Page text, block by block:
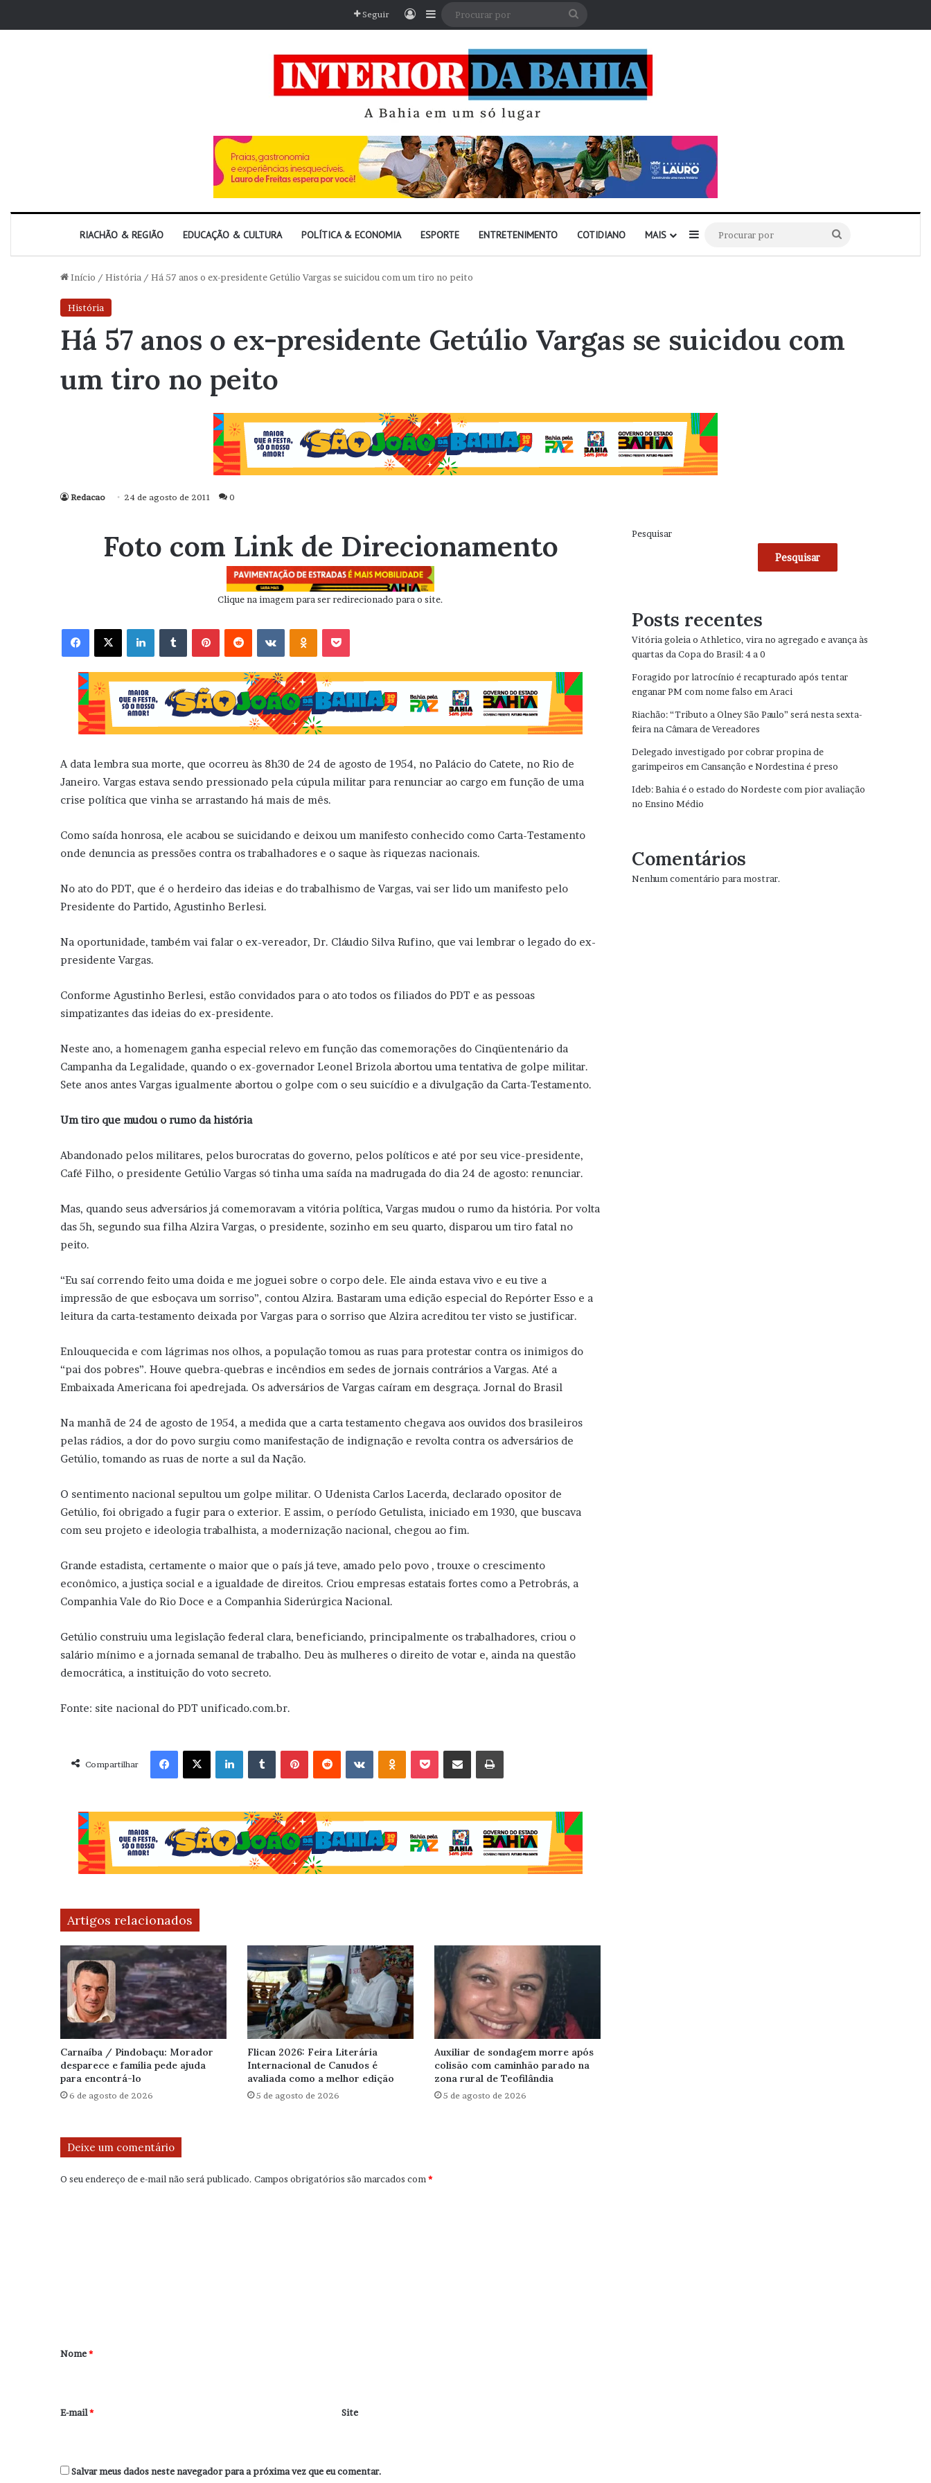
Seguir EntrarBarra Lateral
RIACHÃO & REGIÃO EDUCAÇÃO & CULTURA POLÍTICA & ECONOMIA ESPORTE ENTRETENIMENTO COTIDIANO MAIS Barra Lateral
por
Início / História / Há 57 anos o ex-presidente Getúlio Vargas se suicidou com um tiro no peito
História
Há 57 anos o ex-presidente Getúlio Vargas se suicidou com
um tiro no peito
Redacao 24 de agosto de 2011 0
Foto com Link de Direcionamento
Clique na imagem para ser redirecionado para o site.
Facebook X Linkedin VK OK
A data lembra sua morte, que ocorreu às 8h30 de 24 de agosto de 1954, no Palácio do Catete, no Rio de
Janeiro. Vargas estava sendo pressionado pela cúpula militar para renunciar ao cargo em função de uma
crise política que vinha se arrastando há mais de mês.
Como saída honrosa, ele acabou se suicidando e deixou um manifesto conhecido como Carta-Testamento
onde denuncia as pressões contra os trabalhadores e o saque às riquezas nacionais.
No ato do PDT, que é o herdeiro das ideias e do trabalhismo de Vargas, vai ser lido um manifesto pelo
Presidente do Partido, Agustinho Berlesi.
Na oportunidade, também vai falar o ex-vereador, Dr. Cláudio Silva Rufino, que vai lembrar o legado do ex-
presidente Vargas.
Conforme Agustinho Berlesi, estão convidados para o ato todos os filiados do PDT e as pessoas
simpatizantes das ideias do ex-presidente.
Neste ano, a homenagem ganha especial relevo em função das comemorações do Cinqüentenário da
Campanha da Legalidade, quando o ex-governador Leonel Brizola abortou uma tentativa de golpe militar.
Sete anos antes Vargas igualmente abortou o golpe com o seu suicídio e a divulgação da Carta-Testamento.
Um tiro que mudou o rumo da história
Abandonado pelos militares, pelos burocratas do governo, pelos políticos e até por seu vice-presidente,
Café Filho, o presidente Getúlio Vargas só tinha uma saída na madrugada do dia 24 de agosto: renunciar.
Mas, quando seus adversários já comemoravam a vitória política, Vargas mudou o rumo da história. Por volta
das 5h, segundo sua filha Alzira Vargas, o presidente, sozinho em seu quarto, disparou um tiro fatal no
peito.
“Eu saí correndo feito uma doida e me joguei sobre o corpo dele. Ele ainda estava vivo e eu tive a
impressão de que esboçava um sorriso”, contou Alzira. Bastaram uma edição especial do Repórter Esso e a
leitura da carta-testamento deixada por Vargas para o sorriso que Alzira acreditou ter visto se justificar.
Enlouquecida e com lágrimas nos olhos, a população tomou as ruas para protestar contra os inimigos do
“pai dos pobres”. Houve quebra-quebras e incêndios em sedes de jornais contrários a Vargas. Até a
Embaixada Americana foi apedrejada. Os adversários de Vargas caíram em desgraça. Jornal do Brasil
Na manhã de 24 de agosto de 1954, a medida que a carta testamento chegava aos ouvidos dos brasileiros
pelas rádios, a dor do povo surgiu como manifestação de indignação e revolta contra os adversários de
Getúlio, tomando as ruas de norte a sul da Nação.
O sentimento nacional sepultou um golpe militar. O Udenista Carlos Lacerda, declarado opositor de
Getúlio, foi obrigado a fugir para o exterior. E assim, o período Getulista, iniciado em 1930, que buscava
com seu projeto e ideologia trabalhista, a modernização nacional, chegou ao fim.
Grande estadista, certamente o maior que o país já teve, amado pelo povo , trouxe o crescimento
econômico, a justiça social e a igualdade de direitos. Criou empresas estatais fortes como a Petrobrás, a
Companhia Vale do Rio Doce e a Companhia Siderúrgica Nacional.
Getúlio construiu uma legislação federal clara, beneficiando, principalmente os trabalhadores, criou o
salário mínimo e a jornada semanal de trabalho. Deu às mulheres o direito de votar e, ainda na questão
democrática, a instituição do voto secreto.
Fonte: site nacional do PDT unificado.com.br.
Compartilhar
Facebook X Linkedin VK OK
Artigos relacionados
Carnaíba / Pindobaçu: Morador
desparece e família pede ajuda
para encontrá-lo
6 de agosto de 2026
Flican 2026: Feira Literária
Internacional de Canudos é
avaliada como a melhor edição
5 de agosto de 2026
Auxiliar de sondagem morre após
colisão com caminhão parado na
zona rural de Teofilândia
5 de agosto de 2026
Deixe um comentário
O seu endereço de e-mail não será publicado. Campos obrigatórios são marcados com*
r
*
Nome*
E-mail* Site
Salvar meus dados neste navegador para a próxima vez que eu comentar.
Pesquisar
Pesquisar
Posts recentes
Vitória goleia o Athletico, vira no agregado e avança às
quartas da Copa do Brasil: 4 a 0
Foragido por latrocínio é recapturado após tentar
enganar PM com nome falso em Araci
Riachão: “Tributo a Olney São Paulo” será nesta sexta-
feira na Câmara de Vereadores
Delegado investigado por cobrar propina de
garimpeiros em Cansanção e Nordestina é preso
Ideb: Bahia é o estado do Nordeste com pior avaliação
no Ensino Médio
Comentários
Nenhum comentário para mostrar.